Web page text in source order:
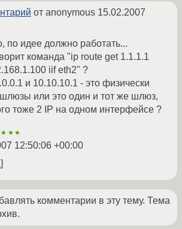
от anonymous 15.02.2007
по идее должно работать...
команда "ip route get 1.1.1.1
iif eth2" ?
и 10.10.10.1 - это физически
или это один и тот же шлюз,
тоже 2 IP на одном интерфейсе ?
12:50:06 +00:00
комментарии в эту тему. Тема